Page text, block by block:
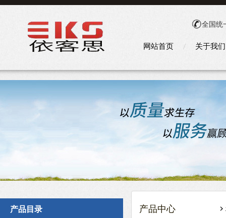
全国统
网站首页 关于我们
产品目录 产品中心